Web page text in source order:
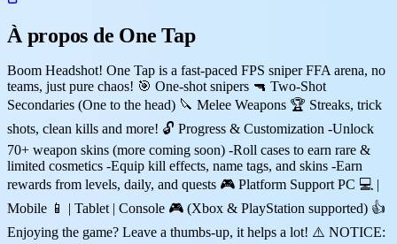
À propos de One Tap
Boom Headshot! One Tap is a fast-paced FPS sniper FFA arena, no
teams, just pure chaos! 🎯 One-shot snipers 🔫 Two-Shot
Secondaries (One to the head) 🔪 Melee Weapons 🏆 Streaks, trick
shots, clean kills and more! 🔓 Progress & Customization -Unlock
70+ weapon skins (more coming soon) -Roll cases to earn rare &
limited cosmetics -Equip kill effects, name tags, and skins -Earn
rewards from levels, daily, and quests 🎮 Platform Support PC 💻 |
Mobile 📱 | Tablet | Console 🎮 (Xbox & PlayStation supported) 👍
Enjoying the game? Leave a thumbs-up, it helps a lot! ⚠️ NOTICE: